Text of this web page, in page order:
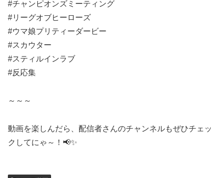
#チャンピオンズミーティング
#リーグオブヒーローズ
#ウマ娘プリティーダービー
#スカウター
#スティルインラブ
#反応集
～～～
動画を楽しんだら、配信者さんのチャンネルもぜひチェッ
クしてにゃ～！📢✨